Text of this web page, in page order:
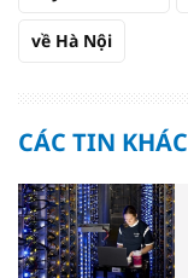
về Hà Nội
CÁC TIN KHÁC